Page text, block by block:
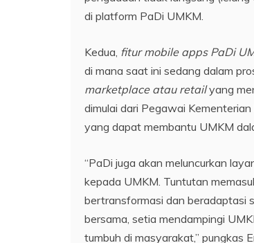
di platform PaDi UMKM.
Kedua, fitur mobile apps PaDi
di mana saat ini sedang dalam
marketplace atau retailyang
dimulai dari Pegawai
yang dapat membantu UMKM
“PaDi juga akan meluncurkan
kepada UMKM. Tuntutan
bertransformasi dan beradaptasi
bersama, setia mendampingi
tumbuh di masyarakat,” pungkas